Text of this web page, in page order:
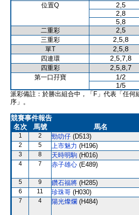
位置Q 2,5
2,8
5,8
二重彩 2,5
三重彩 2,5,8
單T 2,5,8
四連環 2,5,7,8
四重彩 2,5,8,7
第一口孖寶 1/2
1/5
派彩備註：於勝出組合中，「F」代表「任何
序」。
競賽事件報告
名次
馬號 馬名
1 2 勁叻仔 (D513)
2 5 上市魅力 (H196)
3 8 天時明駒 (H016)
4 7 赤子雄心 (E489)
5 9 鑽石福將 (H285)
6 11 珍珠哥 (H030)
7 4 陽光燦爛 (H484)